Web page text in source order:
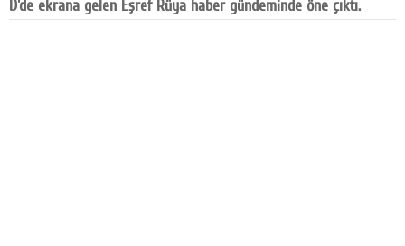
Facebook
D'de ekrana gelen Eşref Rüya haber gündeminde öne çıktı.